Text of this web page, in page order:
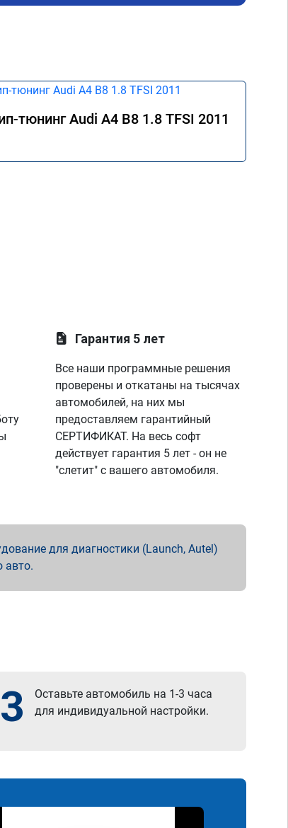
тюнинг Audi A4 B8 1.8 TFSI 2011
Гарантия 5 лет
Все наши программные решения
проверены и откатаны на тысячах
автомобилей, на них мы
предоставляем гарантийный
СЕРТИФИКАТ. На весь софт
действует гарантия 5 лет - он не
"слетит" с вашего автомобиля.
для диагностики (Launch, Autel)
авто.
3
Оставьте автомобиль на 1-3 часа
для индивидуальной настройки.